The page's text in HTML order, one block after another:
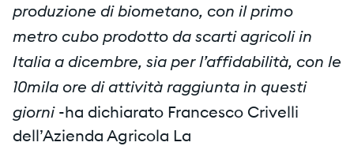
produzione di biometano, con il primo
metro cubo prodotto da scarti agricoli in
Italia a dicembre, sia per l’affidabilità, con le
10mila ore di attività raggiunta in questi
giorni -ha dichiarato Francesco Crivelli
dell’Azienda Agricola La